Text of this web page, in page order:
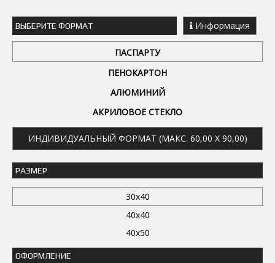
ВЫБЕРИТЕ ФОРМАТ Информация
ПАСПАРТУ
ПЕНОКАРТОН
АЛЮМИНИЙ
АКРИЛОВОЕ СТЕКЛО
ИНДИВИДУАЛЬНЫЙ ФОРМАТ (МАКС. 60,00 X 90,00)
РАЗМЕР
30x40
40x40
40x50
ОФОРМЛЕНИЕ